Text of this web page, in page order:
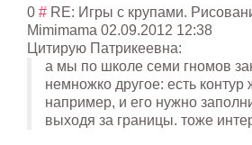
0 # RE: Игры с крупами.
Мimimama 02.09.2012 12:38
Цитирую Патрикеевна:
а мы по школе семи гномов
немножко другое: есть контур
например, и его нужно
выходя за границы. тоже